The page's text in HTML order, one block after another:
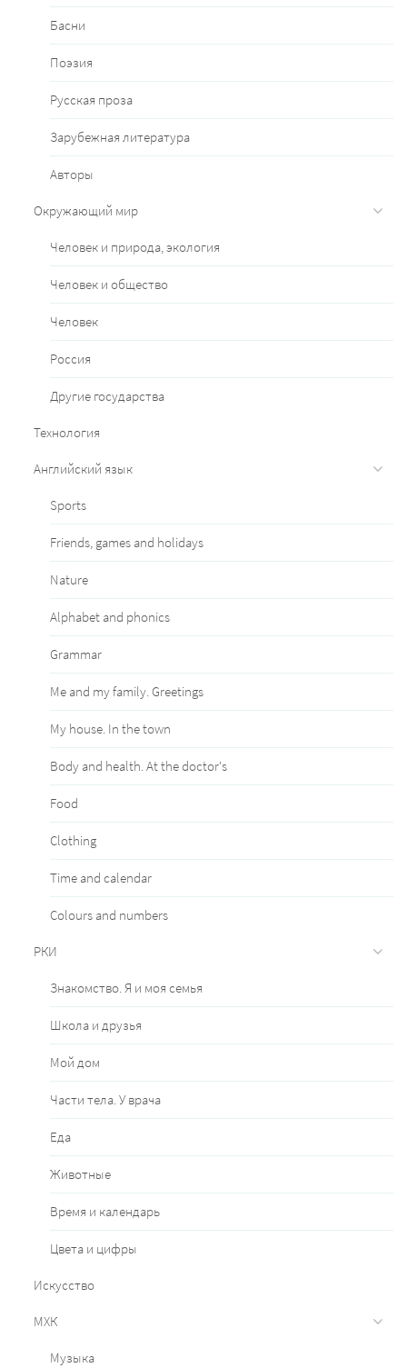
Басни
Поэзия
Русская проза
Зарубежная литература
Авторы
Окружающий мир
Человек и природа, экология
Человек и общество
Человек
Россия
Другие государства
Технология
Английский язык
Sports
Friends, games and holidays
Nature
Alphabet and phonics
Grammar
Me and my family. Greetings
My house. In the town
Body and health. At the doctor's
Food
Clothing
Time and calendar
Сolours and numbers
РКИ
Знакомство. Я и моя семья
Школа и друзья
Мой дом
Части тела. У врача
Еда
Животные
Время и календарь
Цвета и цифры
Искусство
МХК
Музыка